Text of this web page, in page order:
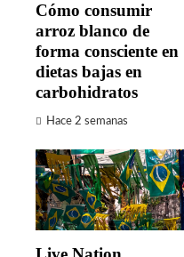
Cómo consumir
arroz blanco de
forma consciente en
dietas bajas en
carbohidratos
Hace 2 semanas